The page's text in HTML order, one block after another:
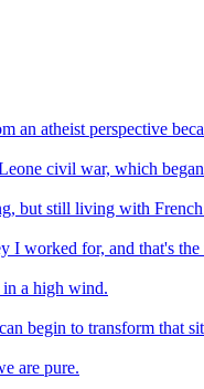
atheist perspective
civil war, which
but still living with
I worked for, and that's
in a high wind.
begin to transform that
are pure.